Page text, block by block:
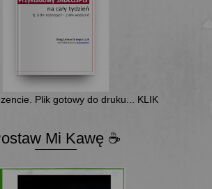
Plik gotowy do druku... KLIK
Mi Kawę ☕